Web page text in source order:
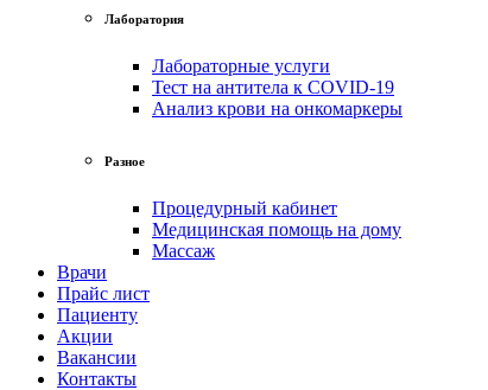
Лаборатория
Лабораторные услуги
Тест на антитела к COVID-19
Анализ крови на онкомаркеры
Разное
Процедурный кабинет
Медицинская помощь на дому
Массаж
Врачи
Прайс лист
Пациенту
Акции
Вакансии
Контакты